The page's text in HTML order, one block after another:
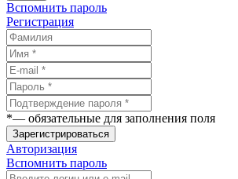
Вспомнить пароль
Регистрация
*— обязательные для заполнения поля
Зарегистрироваться
Авторизация
Вспомнить пароль